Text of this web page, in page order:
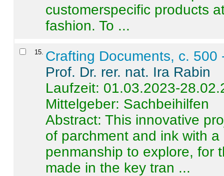
customerspecific products
fashion. To ...
15 Crafting Documents, c. 500
Prof. Dr. rer. nat. Ira Rabin
Laufzeit: 01.03.2023-
Mittelgeber: Sachbeihilfen
Abstract:This innovative
of parchment and ink with
penmanship to explore, for
made in the key tran ...